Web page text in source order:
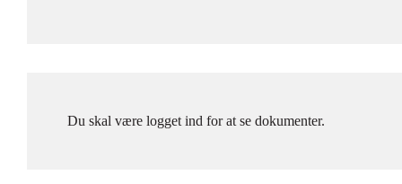
Du skal være logget ind for at se dokumenter.